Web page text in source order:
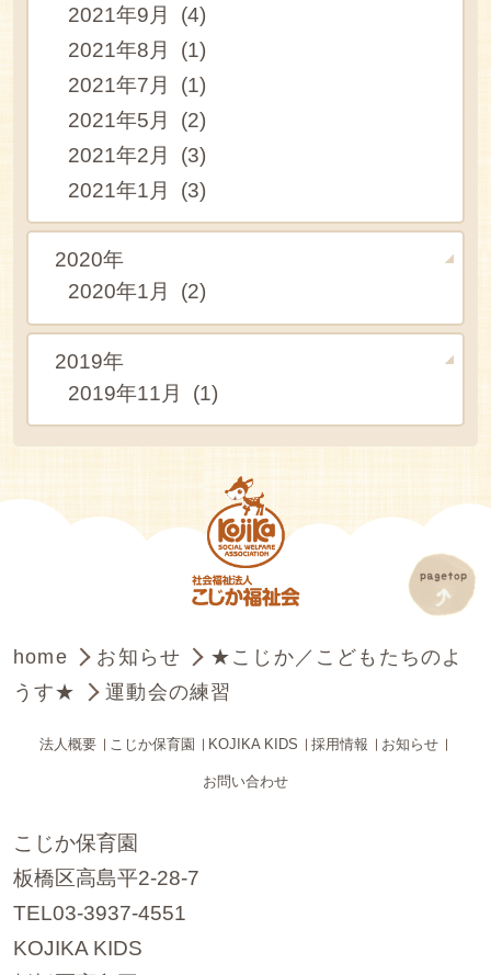
2021年9月 (4)
2021年8月 (1)
2021年7月 (1)
2021年5月 (2)
2021年2月 (3)
2021年1月 (3)
2020年
2020年1月 (2)
2019年
2019年11月 (1)
home お知らせ
★こじか／こどもたちのよ
うす★
運動会の練習
法人概要 こじか保育園 KOJIKA KIDS 採用情報 お知らせ
お問い合わせ
こじか保育園
板橋区高島平2-28-7
TEL03-3937-4551
KOJIKA KIDS